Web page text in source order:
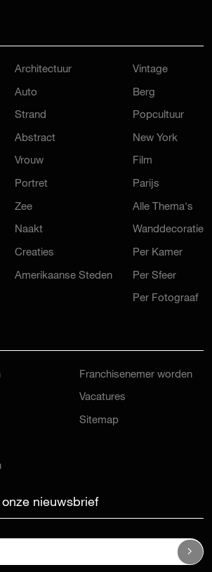
Architectuur
Auto
Strand
Abstract
Vrouw
Portret
Zee
Naakt
Creaties
Amerikaanse Steden
Vintage
Berg
Popcultuur
New York
Film
Parijs
Alle Thema's
Wanddecoratie
Per Kamer
Per Sfeer
Per Fotograaf
Franchisenemer worden
Vacatures
Sitemap
nieuwsbrief